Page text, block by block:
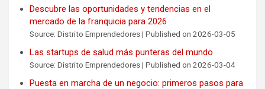
Descubre las oportunidades y tendencias en el
mercado de la franquicia para 2026
Source: Distrito Emprendedores Published on 2026-03-05
Las startups de salud más punteras del mundo
Source: Distrito Emprendedores Published on 2026-03-04
Puesta en marcha de un negocio: primeros pasos para